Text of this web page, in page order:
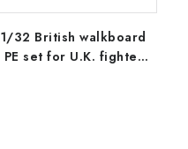
1/32 British walkboard
PE set for U.K. fighter